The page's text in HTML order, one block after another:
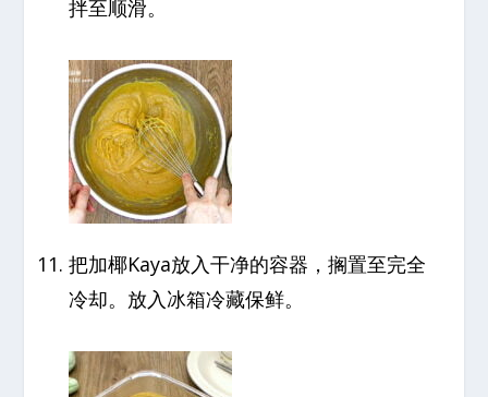
拌至顺滑。
把加椰Kaya放入干净的容器，搁置至完全
冷却。放入冰箱冷藏保鲜。